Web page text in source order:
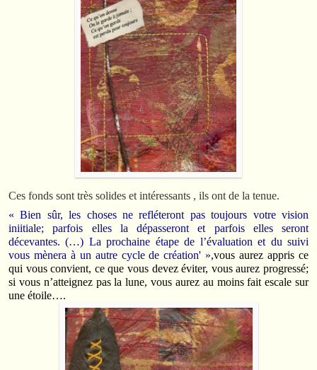
Ces fonds sont très solides et intéressants , ils ont de la tenue.
« Bien sûr, les choses ne refléteront pas toujours votre vision
iniitiale; parfois elles la dépasseront et parfois elles seront
décevantes. (…) La prochaine étape de l’évaluation et du suivi
vous mènera à un autre cycle de création' »,vous aurez appris ce
qui vous convient, ce que vous devez éviter, vous aurez progressé;
si vous n’atteignez pas la lune, vous aurez au moins fait escale sur
une étoile….